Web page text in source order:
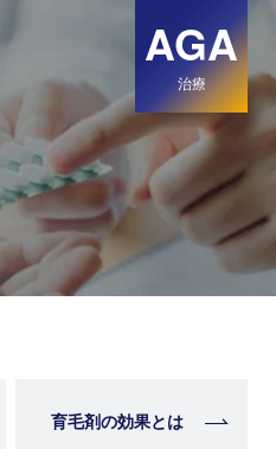
AGA
治療
育毛剤の効果とは